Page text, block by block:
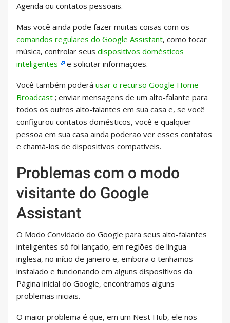
Agenda ou contatos pessoais.
Mas você ainda pode fazer muitas coisas com os
comandos regulares do Google Assistant, como tocar
música, controlar seus dispositivos domésticos
inteligentes
e solicitar informações.
Você também poderá usar o recurso Google Home
Broadcast ; enviar mensagens de um alto-falante para
todos os outros alto-falantes em sua casa e, se você
configurou contatos domésticos, você e qualquer
pessoa em sua casa ainda poderão ver esses contatos
e chamá-los de dispositivos compatíveis.
Problemas com o modo
visitante do Google
Assistant
O Modo Convidado do Google para seus alto-falantes
inteligentes só foi lançado, em regiões de língua
inglesa, no início de janeiro e, embora o tenhamos
instalado e funcionando em alguns dispositivos da
Página inicial do Google, encontramos alguns
problemas iniciais.
O maior problema é que, em um Nest Hub, ele nos